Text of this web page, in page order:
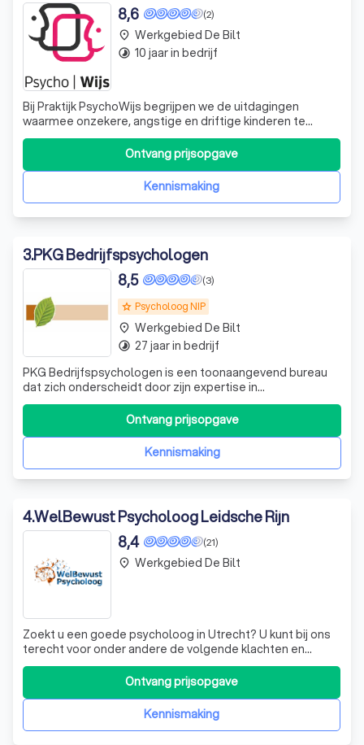
(2)
8,6
Bij Praktijk PsychoWijs begrijpen we de uitdagingen
waarmee onzekere, angstige en driftige kinderen te
maken hebben. Wij helpen hen om grip te krijgen op hun
emoties, ongeacht of deze voortkomen uit aangeleerde
angsten, aangeboren eigenschappen of trauma's. Onze
aanpak is persoonlijk en betrokken; w
Kennismaking
Ontvang prijsopgave
place Werkgebied De Bilt
timelapse 10 jaar in bedrijf
3.PKG Bedrijfspsychologen
grade Psycholoog NIP
(3)
8,5
PKG Bedrijfspsychologen is een toonaangevend bureau
dat zich onderscheidt door zijn expertise in
bedrijfspsychologie. Wij helpen bedrijven bij het maken
van de juiste keuzes bij het aannemen van nieuw
personeel door middel van assessment onderzoeken.
Daarnaast ondersteunen we bij de ontwikkeling van
Kennismaking
Ontvang prijsopgave
place Werkgebied De Bilt
timelapse 27 jaar in bedrijf
4.WelBewust Psycholoog Leidsche Rijn
(21)
8,4
Zoekt u een goede psycholoog in Utrecht? U kunt bij ons
terecht voor onder andere de volgende klachten en
problemen: Angst, paniek, fobie Sociale angst
Traumatische ervaringen Assertiviteitsproblemen
Depressie, somberheid Overspannenheid, stress, burn-
out Weinig zelfvertrouwen, negatief zelfbeeld W
Kennismaking
Ontvang prijsopgave
place Werkgebied De Bilt